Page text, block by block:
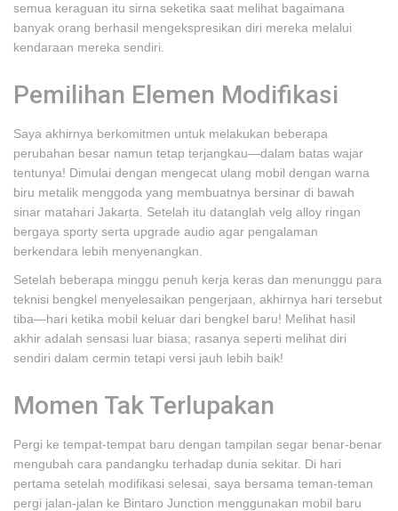
semua keraguan itu sirna seketika saat melihat bagaimana
banyak orang berhasil mengekspresikan diri mereka melalui
kendaraan mereka sendiri.
Pemilihan Elemen Modifikasi
Saya akhirnya berkomitmen untuk melakukan beberapa
perubahan besar namun tetap terjangkau—dalam batas wajar
tentunya! Dimulai dengan mengecat ulang mobil dengan warna
biru metalik menggoda yang membuatnya bersinar di bawah
sinar matahari Jakarta. Setelah itu datanglah velg alloy ringan
bergaya sporty serta upgrade audio agar pengalaman
berkendara lebih menyenangkan.
Setelah beberapa minggu penuh kerja keras dan menunggu para
teknisi bengkel menyelesaikan pengerjaan, akhirnya hari tersebut
tiba—hari ketika mobil keluar dari bengkel baru! Melihat hasil
akhir adalah sensasi luar biasa; rasanya seperti melihat diri
sendiri dalam cermin tetapi versi jauh lebih baik!
Momen Tak Terlupakan
Pergi ke tempat-tempat baru dengan tampilan segar benar-benar
mengubah cara pandangku terhadap dunia sekitar. Di hari
pertama setelah modifikasi selesai, saya bersama teman-teman
pergi jalan-jalan ke Bintaro Junction menggunakan mobil baru